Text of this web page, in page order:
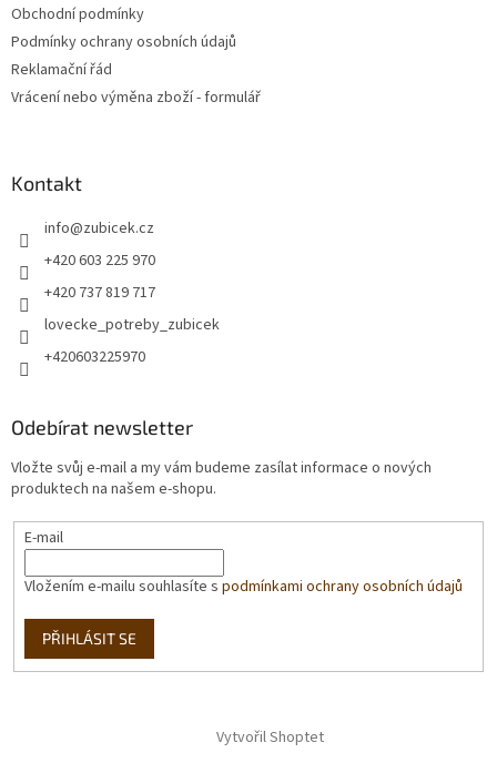
Obchodní podmínky
Podmínky ochrany osobních údajů
Reklamační řád
Vrácení nebo výměna zboží - formulář
Kontakt
info@zubicek.cz
+420 603 225 970
+420 737 819 717
lovecke_potreby_zubicek
+420603225970
Odebírat newsletter
Vložte svůj e-mail a my vám budeme zasílat informace o nových
produktech na našem e-shopu.
E-mail
Vložením e-mailu souhlasíte s podmínkami ochrany osobních údajů
PŘIHLÁSIT SE
Vytvořil Shoptet